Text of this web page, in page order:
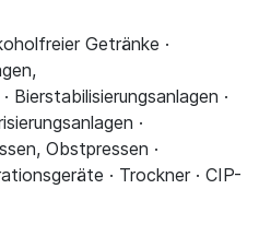
Getränke ·
Bierstabilisierungsanlagen ·
·
Obstpressen ·
· Trockner · CIP-